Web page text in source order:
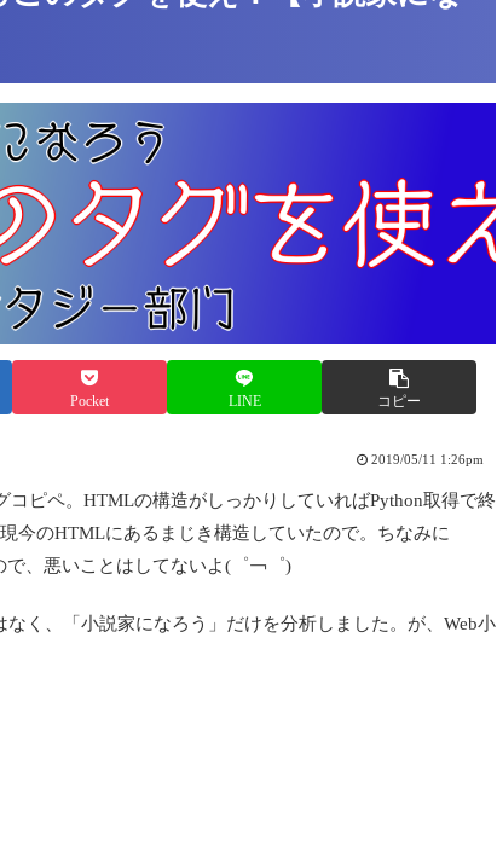
Pocket LINE コピー
2019/05/11 1:26pm
ピペ。HTMLの構造がしっかりしていればPython取得で終
今のHTMLにあるまじき構造していたので。ちなみに
、悪いことはしてないよ(゜￢゜)
なく、「小説家になろう」だけを分析しました。が、Web小